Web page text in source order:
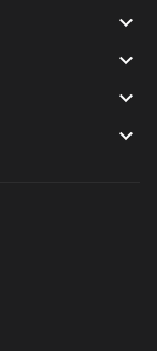
keyboard_arrow_down
keyboard_arrow_down
keyboard_arrow_down
keyboard_arrow_down